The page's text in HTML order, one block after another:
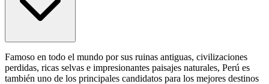
Famoso en todo el mundo por sus ruinas antiguas, civilizaciones
perdidas, ricas selvas e impresionantes paisajes naturales, Perú es
también uno de los principales candidatos para los mejores destinos